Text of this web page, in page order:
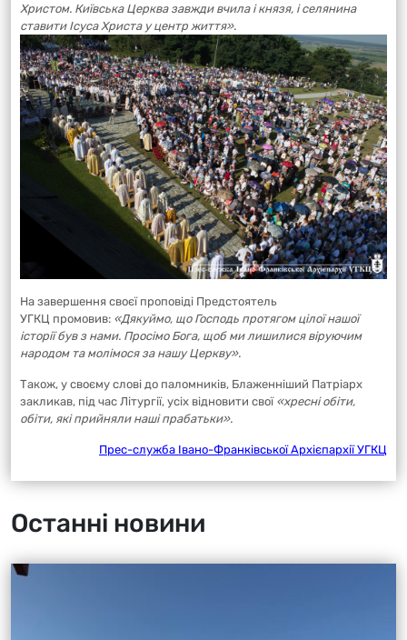
Христом. Київська Церква завжди вчила і князя, і селянина
ставити Ісуса Христа у центр життя».
На завершення своєї проповіді Предстоятель
УГКЦ промовив: «Дякуймо, що Господь протягом цілої нашої
історії був з нами. Просімо Бога, щоб ми лишилися віруючим
народом та молімося за нашу Церкву».
Також, у своєму слові до паломників, Блаженніший Патріарх
закликав, під час Літургії, усіх відновити свої «хресні обіти,
обіти, які прийняли наші прабатьки».
Прес-служба Івано-Франківської Архієпархії УГКЦ
Останні новини